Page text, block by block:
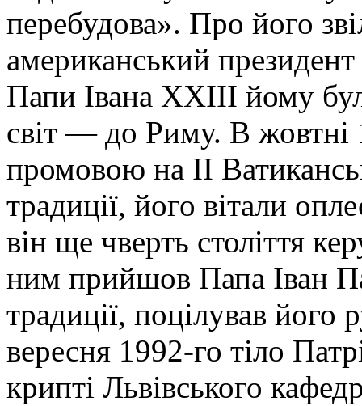
перебудова». Про його
американський
Папи Івана XXIII йому
світ — до Риму. В жовтні
промовою на ІІ
традиції, його вітали
він ще чверть століття
ним прийшов Папа Іван
традиції, поцілував його
вересня 1992-го тіло
крипті Львівського